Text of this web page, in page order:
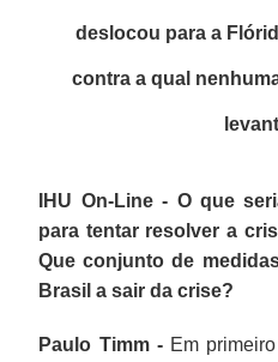
deslocou para a
contra a qual
IHU On-Line - O que
para tentar resolver a
Que conjunto de
Brasil a sair da crise?
Paulo Timm -Em primeiro